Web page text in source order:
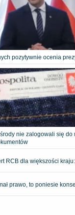
pozytywnie ocenia
nie zalogowali się do
RCB dla większości
prawo, to poniesie